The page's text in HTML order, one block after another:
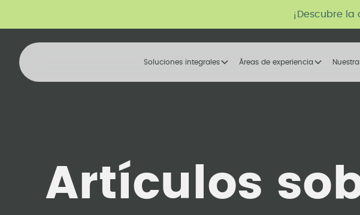
¡Descubre
Soluciones integrales Áreas de experiencia
Artículos